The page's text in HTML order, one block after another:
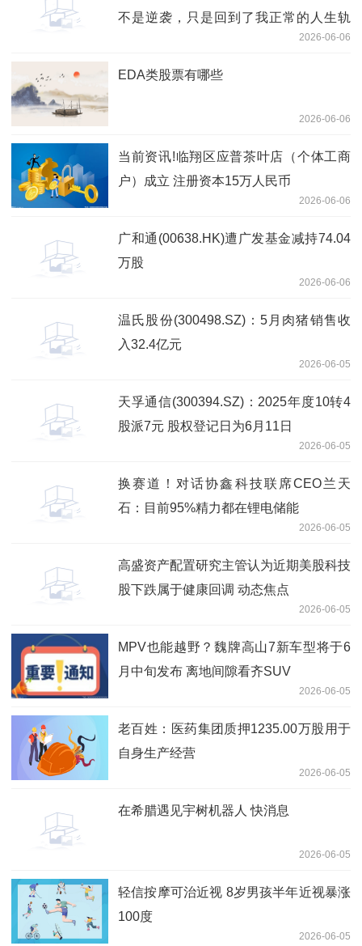
不是逆袭，只是回到了我正常的人生轨
2026-06-06
EDA类股票有哪些
2026-06-06
当前资讯!临翔区应普茶叶店（个体工商
户）成立 注册资本15万人民币
2026-06-06
广和通(00638.HK)遭广发基金减持74.04
万股
2026-06-06
温氏股份(300498.SZ)：5月肉猪销售收
入32.4亿元
2026-06-05
天孚通信(300394.SZ)：2025年度10转4
股派7元 股权登记日为6月11日
2026-06-05
换赛道！对话协鑫科技联席CEO兰天
石：目前95%精力都在锂电储能
2026-06-05
高盛资产配置研究主管认为近期美股科技
股下跌属于健康回调 动态焦点
2026-06-05
MPV也能越野？魏牌高山7新车型将于6
月中旬发布 离地间隙看齐SUV
2026-06-05
老百姓：医药集团质押1235.00万股用于
自身生产经营
2026-06-05
在希腊遇见宇树机器人 快消息
2026-06-05
轻信按摩可治近视 8岁男孩半年近视暴涨
100度
2026-06-05